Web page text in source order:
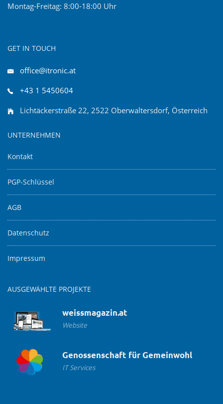
Montag-Freitag: 8:00-18:00 Uhr
GET IN TOUCH
office@itronic.at
+43 1 5450604
Lichtäckerstraße 22, 2522 Oberwaltersdorf, Österreich
UNTERNEHMEN
Kontakt
PGP-Schlüssel
AGB
Datenschutz
Impressum
AUSGEWÄHLTE PROJEKTE
weissmagazin.at
Website
Genossenschaft für Gemeinwohl
IT Services